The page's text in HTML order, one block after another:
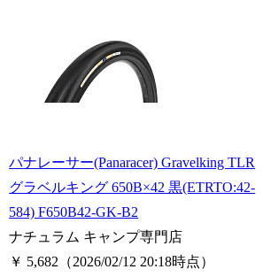
パナレーサー(Panaracer) Gravelking TLR
グラベルキング 650B×42 黒(ETRTO:42-
584) F650B42-GK-B2
ナチュラム キャンプ専門店
￥ 5,682 （2026/02/12 20:18時点）